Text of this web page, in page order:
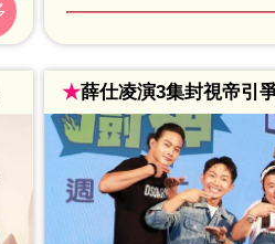
爭激烈的綜藝節目獎究
★薛仕凌演3集封視帝引